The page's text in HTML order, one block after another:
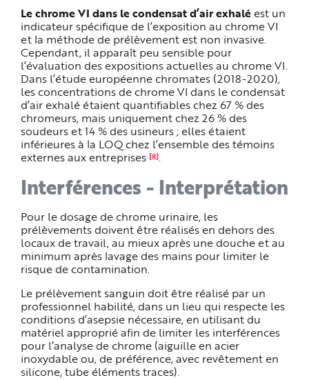
Le chrome VI dans le condensat d’air exhalé est un
indicateur spécifique de l’exposition au chrome VI
et la méthode de prélèvement est non invasive.
Cependant, il apparaît peu sensible pour
l’évaluation des expositions actuelles au chrome VI.
Dans l’étude européenne chromates (2018-2020),
les concentrations de chrome VI dans le condensat
d’air exhalé étaient quantifiables chez 67 % des
chromeurs, mais uniquement chez 26 % des
soudeurs et 14 % des usineurs ; elles étaient
inférieures à la LOQ chez l’ensemble des témoins
externes aux entreprises [8]
Interférences - Interprétation
Pour le dosage de chrome urinaire, les
prélèvements doivent être réalisés en dehors des
locaux de travail, au mieux après une douche et au
minimum après lavage des mains pour limiter le
risque de contamination.
Le prélèvement sanguin doit être réalisé par un
professionnel habilité, dans un lieu qui respecte les
conditions d’asepsie nécessaire, en utilisant du
matériel approprié afin de limiter les interférences
pour l’analyse de chrome (aiguille en acier
inoxydable ou, de préférence, avec revêtement en
silicone, tube éléments traces).